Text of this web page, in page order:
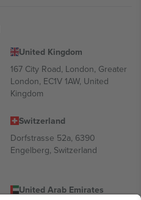
United Kingdom
167 City Road, London, Greater
London, EC1V 1AW, United
Kingdom
Switzerland
Dorfstrasse 52a, 6390
Engelberg, Switzerland
United Arab Emirates